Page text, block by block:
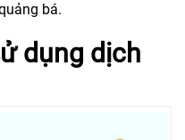
bá.
dụng dịch